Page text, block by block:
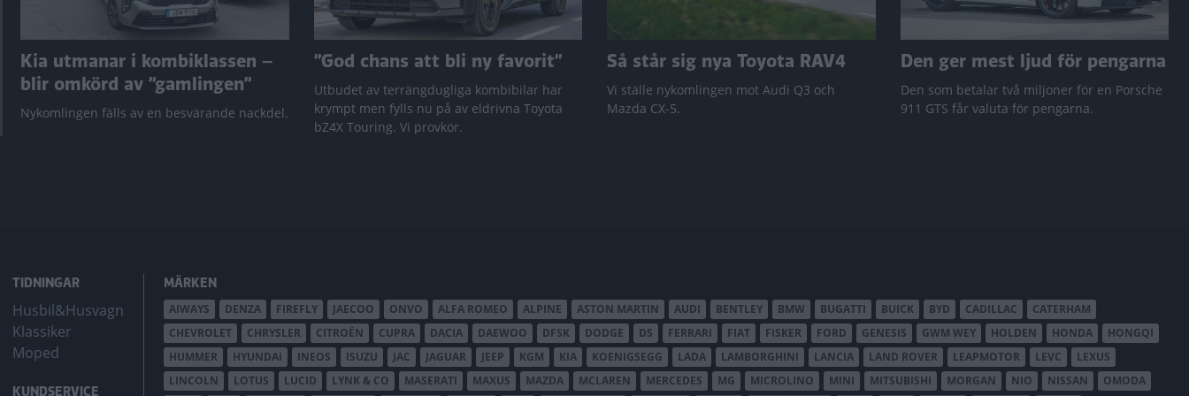
Kia utmanar i kombiklassen –
blir omkörd av ”gamlingen”
Nykomlingen fälls av en besvärande nackdel.
”God chans att bli ny favorit”
Utbudet av terrängdugliga kombibilar har
krympt men fylls nu på av eldrivna Toyota
bZ4X Touring. Vi provkör.
Så står sig nya Toyota RAV4
Vi ställe nykomlingen mot Audi Q3 och
Mazda CX-5.
Den ger mest ljud för pengarna
Den som betalar två miljoner för en Porsche
911 GTS får valuta för pengarna.
TIDNINGAR
Husbil&Husvagn
Klassiker
Moped
KUNDSERVICE
MÄRKEN
AIWAYS DENZA FIREFLY JAECOO ONVO ALFA ROMEO ALPINE ASTON MARTIN AUDI BENTLEY BMW BUGATTI BUICK BYD CADILLAC
CATERHAM
CHEVROLET
CHRYSLER CITROËN CUPRA DACIA DAEWOO DFSK DODGE DS FERRARI FIAT FISKER FORD GENESIS GWM WEY HOLDEN HONDA
HONGQI
HUMMER
HYUNDAI INEOS ISUZU JAC JAGUAR JEEP KGM KIA KOENIGSEGG LADA LAMBORGHINI LANCIA LAND ROVER LEAPMOTOR LEVC
LEXUS
LINCOLN
LOTUS LUCID LYNK & CO MASERATI MAXUS MAZDA MCLAREN MERCEDES MG MICROLINO MINI MITSUBISHI MORGAN NIO NISSAN OMODA